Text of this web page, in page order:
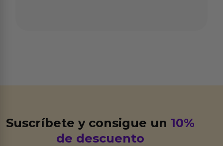
Suscríbete y consigue un10%
de descuento